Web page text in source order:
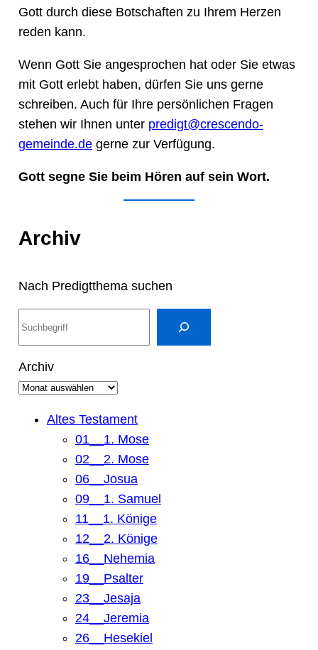
Gott durch diese Botschaften zu Ihrem Herzen
reden kann.
Wenn Gott Sie angesprochen hat oder Sie etwas
mit Gott erlebt haben, dürfen Sie uns gerne
schreiben. Auch für Ihre persönlichen Fragen
stehen wir Ihnen unter predigt@crescendo-
gemeinde.degerne zur Verfügung.
Gott segne Sie beim Hören auf sein Wort.
Archiv
Nach Predigtthema suchen
h
e
Archiv
Altes Testament
01__1. Mose
02__2. Mose
06__Josua
09__1. Samuel
11__1. Könige
12__2. Könige
16__Nehemia
19__Psalter
23__Jesaja
24__Jeremia
26__Hesekiel